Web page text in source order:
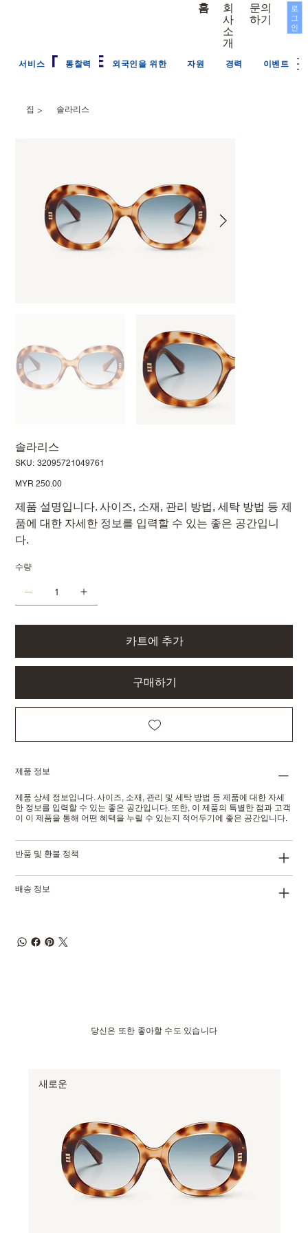
홈
회
사
소
개
문의
하기
로
그
인
서비스 통찰력 외국인을 위한 자원 경력 이벤트
집 > 솔라리스
솔라리스
SKU: SKU:
32095721049761
가
MYR 250.00
제품 설명입니다. 사이즈, 소재, 관리 방법, 세탁 방법 등 제
품에 대한 자세한 정보를 입력할 수 있는 좋은 공간입니
다.
수량
카트에 추가
구매하기
제품 정보
제품 상세 정보입니다. 사이즈, 소재, 관리 및 세탁 방법 등 제품에 대한 자세
한 정보를 입력할 수 있는 좋은 공간입니다. 또한, 이 제품의 특별한 점과 고객
이 이 제품을 통해 어떤 혜택을 누릴 수 있는지 적어두기에 좋은 공간입니다.
반품 및 환불 정책
배송 정보
당신은 또한 좋아할 수도 있습니다
새로운